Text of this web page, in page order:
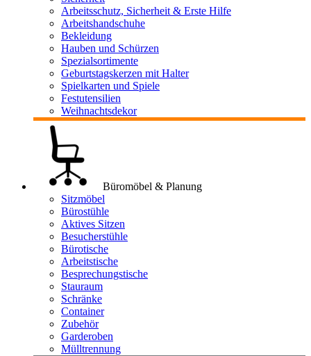
Arbeitsschutz, Sicherheit & Erste Hilfe
Arbeitshandschuhe
Bekleidung
Hauben und Schürzen
Spezialsortimente
Geburtstagskerzen mit Halter
Spielkarten und Spiele
Festutensilien
Weihnachtsdekor
Büromöbel & Planung
Sitzmöbel
Bürostühle
Aktives Sitzen
Besucherstühle
Bürotische
Arbeitstische
Besprechungstische
Stauraum
Schränke
Container
Zubehör
Garderoben
Mülltrennung